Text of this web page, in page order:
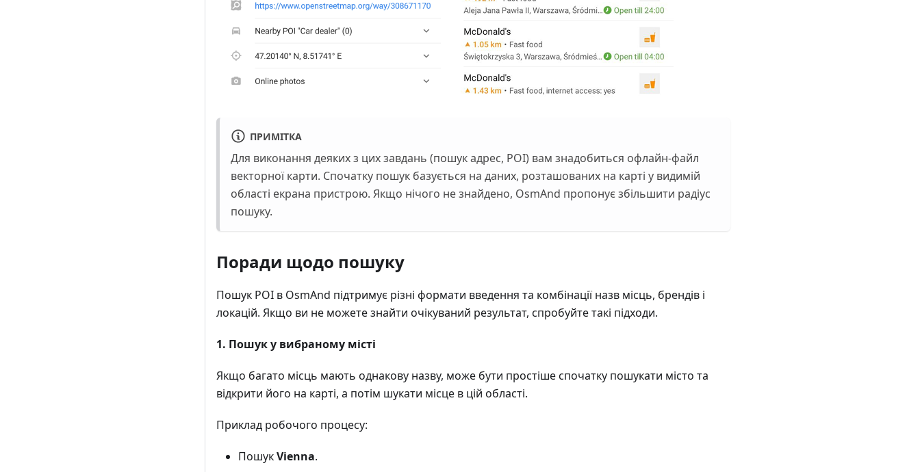
ПРИМІТКА
Для виконання деяких з цих завдань (пошук адрес, POI) вам знадобиться офлайн-файл
векторної карти. Спочатку пошук базується на даних, розташованих на карті у видимій
області екрана пристрою. Якщо нічого не знайдено, OsmAnd пропонує збільшити радіус
пошуку.
Поради щодо пошуку
Пошук POI в OsmAnd підтримує різні формати введення та комбінації назв місць, брендів і
локацій. Якщо ви не можете знайти очікуваний результат, спробуйте такі підходи.
1. Пошук у вибраному місті
Якщо багато місць мають однакову назву, може бути простіше спочатку пошукати місто та
відкрити його на карті, а потім шукати місце в цій області.
Приклад робочого процесу:
ПошукVienna.